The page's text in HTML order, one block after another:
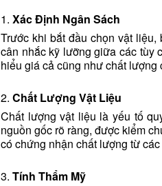
1. Xác Định Ngân Sách
Trước khi bắt đầu chọn vật
cân nhắc kỹ lưỡng giữa các tùy
hiểu giá cả cũng như chất
2. Chất Lượng Vật Liệu
Chất lượng vật liệu là yếu tố
nguồn gốc rõ ràng, được kiểm
có chứng nhận chất lượng từ
3. Tính Thẩm Mỹ